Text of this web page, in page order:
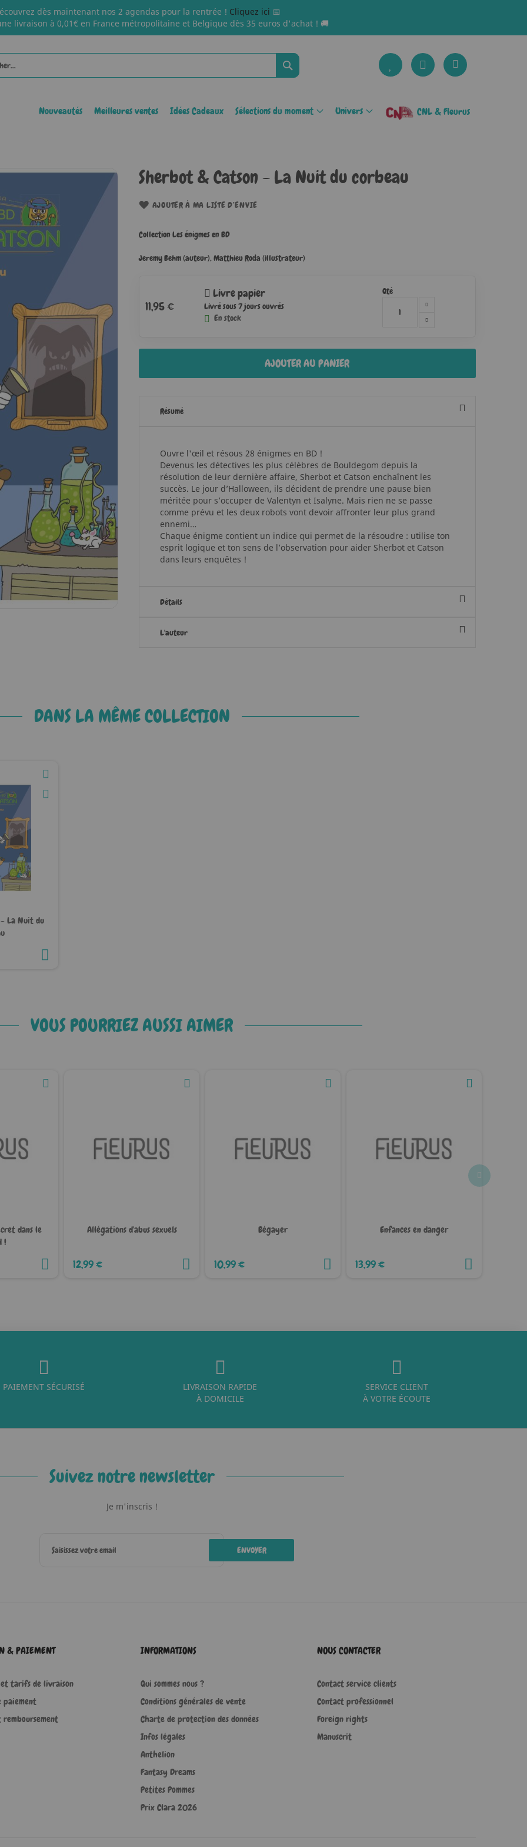
dès maintenant nos 2 agendas pour la rentrée ! Cliquez ici 📅
livraison à 0,01€ en France métropolitaine et Belgique dès 35 euros d'achat ! 🚚
Rechercher
Nouveautés Meilleures ventes Idées Cadeaux Sélections du moment Univers CNL & Fleurus
Sherbot & Catson - La Nuit du corbeau
AJOUTER À MA LISTE D’ENVIE
Collection Les énigmes en BD
Jeremy Behm (auteur), Matthieu Roda (illustrateur)
11,95 €
Livre papier
Livré sous 7 jours ouvrés
En stock
Qté
AJOUTER AU PANIER
Résumé
Ouvre l'œil et résous 28 énigmes en BD !
Devenus les détectives les plus célèbres de Bouldegom depuis la
résolution de leur dernière affaire, Sherbot et Catson enchaînent les
succès. Le jour d’Halloween, ils décident de prendre une pause bien
méritée pour s’occuper de Valentyn et Isalyne. Mais rien ne se passe
comme prévu et les deux robots vont devoir affronter leur plus grand
ennemi…
Chaque énigme contient un indice qui permet de la résoudre : utilise ton
esprit logique et ton sens de l’observation pour aider Sherbot et Catson
dans leurs enquêtes !
Détails
L'auteur
DANS LA MÊME COLLECTION
- La Nuit du
VOUS POURRIEZ AUSSI AIMER
dans le
!
Allégations d'abus sexuels
12,99 €
Bégayer
10,99 €
Enfances en danger
13,99 €
PAIEMENT SÉCURISÉ
LIVRAISON RAPIDE
À DOMICILE
SERVICE CLIENT
À VOTRE ÉCOUTE
Suivez notre newsletter
Je m'inscris !
ENVOYER
& PAIEMENT
et tarifs de livraison
paiement
remboursement
INFORMATIONS
Qui sommes nous ?
Conditions générales de vente
Charte de protection des données
Infos légales
Anthelion
Fantasy Dreams
Petites Pommes
Prix Clara 2026
NOUS CONTACTER
Contact service clients
Contact professionnel
Foreign rights
Manuscrit